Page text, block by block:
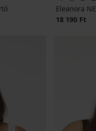
Eleanora
18 190 Ft